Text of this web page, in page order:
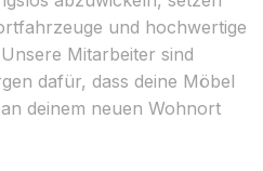
und hochwertige
Mitarbeiter sind
dafür, dass deine Möbel
deinem neuen Wohnort